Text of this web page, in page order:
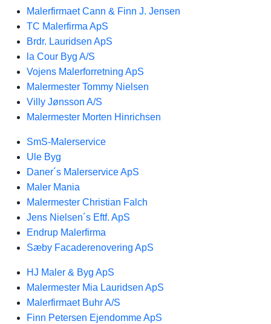
Malerfirmaet Cann & Finn J. Jensen
TC Malerfirma ApS
Brdr. Lauridsen ApS
la Cour Byg A/S
Vojens Malerforretning ApS
Malermester Tommy Nielsen
Villy Jønsson A/S
Malermester Morten Hinrichsen
SmS-Malerservice
Ule Byg
Daner´s Malerservice ApS
Maler Mania
Malermester Christian Falch
Jens Nielsen´s Eftf. ApS
Endrup Malerfirma
Sæby Facaderenovering ApS
HJ Maler & Byg ApS
Malermester Mia Lauridsen ApS
Malerfirmaet Buhr A/S
Finn Petersen Ejendomme ApS